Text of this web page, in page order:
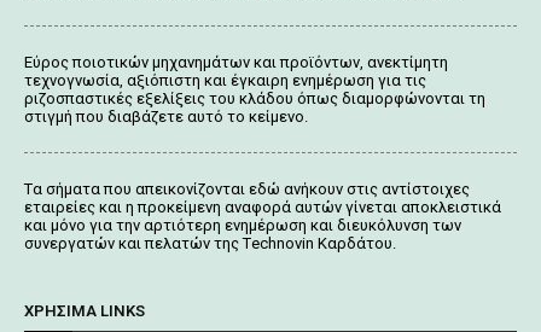
Εύρος ποιοτικών μηχανημάτων και προϊόντων, ανεκτίμητη
τεχνογνωσία, αξιόπιστη και έγκαιρη ενημέρωση για τις
ριζοσπαστικές εξελίξεις του κλάδου όπως διαμορφώνονται τη
στιγμή που διαβάζετε αυτό το κείμενο.
Tα σήματα που απεικονίζονται εδώ ανήκουν στις αντίστοιχες
εταιρείες και η προκείμενη αναφορά αυτών γίνεται αποκλειστικά
και μόνο για την αρτιότερη ενημέρωση και διευκόλυνση των
συνεργατών και πελατών της Τechnovin Kαρδάτου.
ΧΡΉΣΙΜΑ LINKS